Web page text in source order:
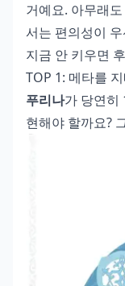
거예요. 아무래
서는 편의성이
지금 안 키우면
TOP 1: 메타를
푸리나가 당연히
현해야 할까요?